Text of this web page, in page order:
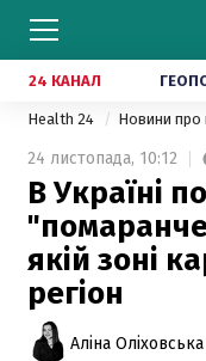
24 КАНАЛ
Health 24 Новини про
24 листопада, 10:12
В Україні
якій зоні
регіон
Аліна Оліховська